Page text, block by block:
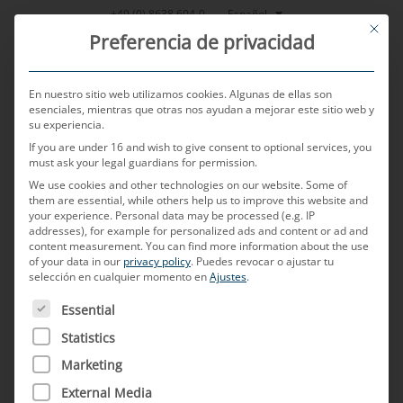
Saltar
+49 (0) 8638 604-0 Español
POSTED ON17 DE FEBRERO DE 2026 BYMARTIN PICHLMEIER
Coax
¿Qué se entiende por cable coaxial?
Los cables coaxiales, a menudo denominados
cables Coax, son cables especiales para la
transmisión de señales de alta frecuencia.
This
Preferencia de privacidad
En nuestro sitio web utilizamos cookies. Algunas de ellas son
esenciales, mientras que otras nos ayudan a mejorar este sitio web y
su experiencia.
If you are under 16 and wish to give consent to optional services, you
must ask your legal guardians for permission.
We use cookies and other technologies on our website. Some of
them are essential, while others help us to improve this website and
your experience. Personal data may be processed (e.g. IP
addresses), for example for personalized ads and content or ad and
content measurement.You can find more information about the use
of your data in our privacy policy. Puedes revocar o ajustar tu
selección en cualquier momento enAjustes.
A CONTINUACIÓN FIGURA UNA LISTA DE LOS GRUPOS
Essential
Statistics
Marketing
External Media